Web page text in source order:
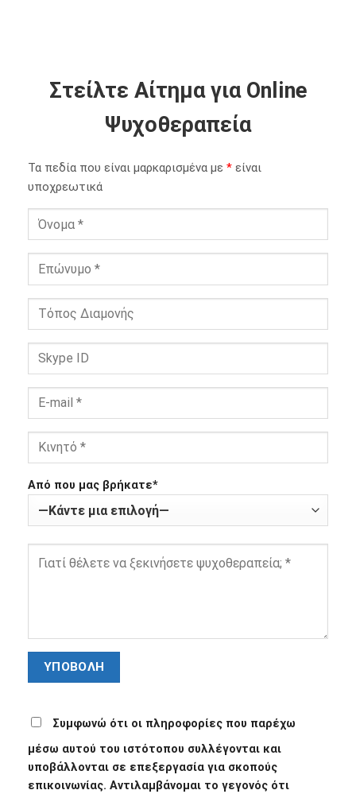
Στείλτε Αίτημα για Online
Ψυχοθεραπεία
Τα πεδία που είναι μαρκαρισμένα με * είναι
υποχρεωτικά
Από που μας βρήκατε*
Συμφωνώ ότι οι πληροφορίες που παρέχω
μέσω αυτού του ιστότοπου συλλέγονται και
υποβάλλονται σε επεξεργασία για σκοπούς
επικοινωνίας. Αντιλαμβάνομαι το γεγονός ότι